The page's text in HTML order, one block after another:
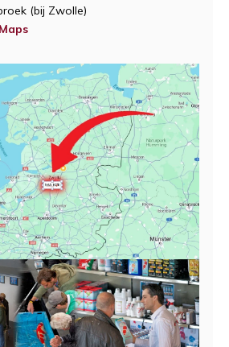
(bij Zwolle)